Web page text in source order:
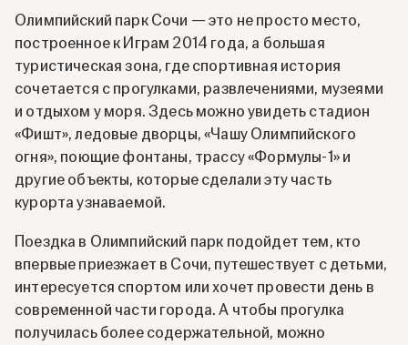
Олимпийский парк Сочи — это не просто место,
построенное к Играм 2014 года, а большая
туристическая зона, где спортивная история
сочетается с прогулками, развлечениями, музеями
и отдыхом у моря. Здесь можно увидеть стадион
«Фишт», ледовые дворцы, «Чашу Олимпийского
огня», поющие фонтаны, трассу «Формулы-1» и
другие объекты, которые сделали эту часть
курорта узнаваемой.
Поездка в Олимпийский парк подойдет тем, кто
впервые приезжает в Сочи, путешествует с детьми,
интересуется спортом или хочет провести день в
современной части города. А чтобы прогулка
получилась более содержательной, можно